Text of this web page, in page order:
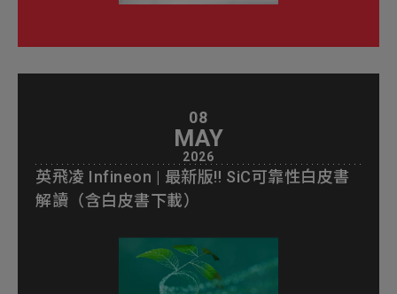
08
MAY
2026
英飛凌 Infineon | 最新版‼ SiC可靠性白皮書
解讀（含白皮書下載）